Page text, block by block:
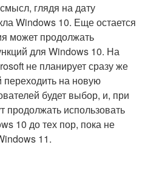
глядя на дату
Windows 10. Еще остается
может продолжать
для Windows 10. На
не планирует сразу же
переходить на новую
будет выбор, и, при
продолжать использовать
10 до тех пор, пока не
11.